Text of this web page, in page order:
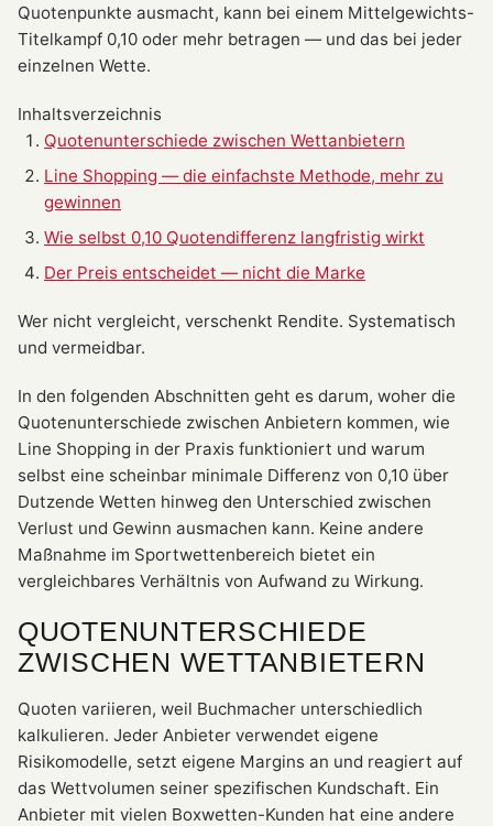
Quotenpunkte ausmacht, kann bei einem Mittelgewichts-
Titelkampf 0,10 oder mehr betragen — und das bei jeder
einzelnen Wette.
Inhaltsverzeichnis
Quotenunterschiede zwischen Wettanbietern
Line Shopping — die einfachste Methode, mehr zu
gewinnen
Wie selbst 0,10 Quotendifferenz langfristig wirkt
Der Preis entscheidet — nicht die Marke
Wer nicht vergleicht, verschenkt Rendite. Systematisch
und vermeidbar.
In den folgenden Abschnitten geht es darum, woher die
Quotenunterschiede zwischen Anbietern kommen, wie
Line Shopping in der Praxis funktioniert und warum
selbst eine scheinbar minimale Differenz von 0,10 über
Dutzende Wetten hinweg den Unterschied zwischen
Verlust und Gewinn ausmachen kann. Keine andere
Maßnahme im Sportwettenbereich bietet ein
vergleichbares Verhältnis von Aufwand zu Wirkung.
QUOTENUNTERSCHIEDE
ZWISCHEN WETTANBIETERN
Quoten variieren, weil Buchmacher unterschiedlich
kalkulieren. Jeder Anbieter verwendet eigene
Risikomodelle, setzt eigene Margins an und reagiert auf
das Wettvolumen seiner spezifischen Kundschaft. Ein
Anbieter mit vielen Boxwetten-Kunden hat eine andere